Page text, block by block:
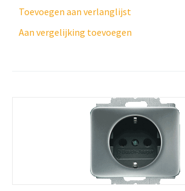
Toevoegen aan verlanglijst
Aan vergelijking toevoegen